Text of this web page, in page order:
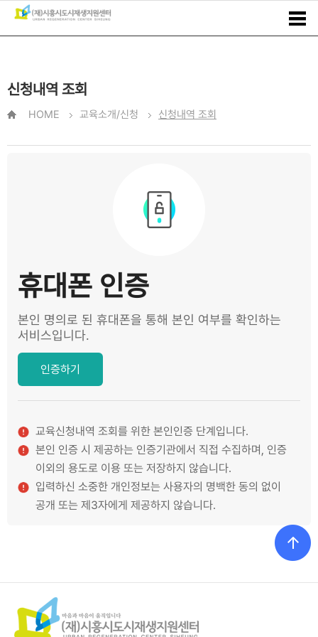
신청내역 조회
HOME 교육소개/신청 신청내역 조회
휴대폰 인증
본인 명의로 된 휴대폰을 통해 본인 여부를 확인하는
서비스입니다.
인증하기
교육신청내역 조회를 위한 본인인증 단계입니다.
본인 인증 시 제공하는 인증기관에서 직접 수집하며, 인증
이외의 용도로 이용 또는 저장하지 않습니다.
입력하신 소중한 개인정보는 사용자의 명백한 동의 없이
공개 또는 제3자에게 제공하지 않습니다.